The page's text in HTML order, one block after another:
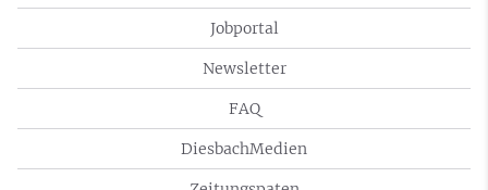
Jobportal
Newsletter
FAQ
DiesbachMedien